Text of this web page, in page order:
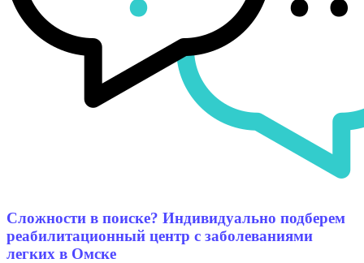
Сложности в поиске? Индивидуально подберем
реабилитационный центр с заболеваниями
легких в Омске